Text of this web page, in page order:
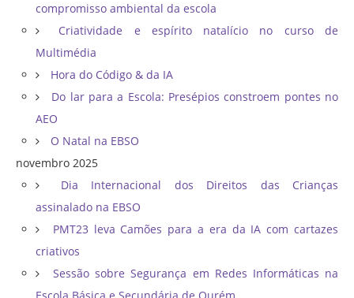
compromisso ambiental da escola
Criatividade e espírito natalício no curso de
Multimédia
Hora do Código & da IA
Do lar para a Escola: Presépios constroem pontes no
AEO
O Natal na EBSO
novembro 2025
Dia Internacional dos Direitos das Crianças
assinalado na EBSO
PMT23 leva Camões para a era da IA com cartazes
criativos
Sessão sobre Segurança em Redes Informáticas na